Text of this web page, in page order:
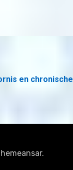
en chronische
.